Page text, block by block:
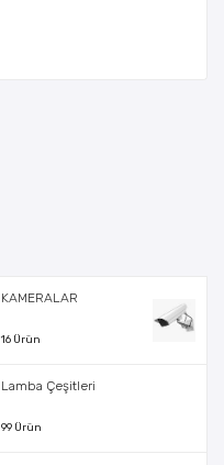
KAMERALAR
16 Ürün
Lamba Çeşitleri
99 Ürün